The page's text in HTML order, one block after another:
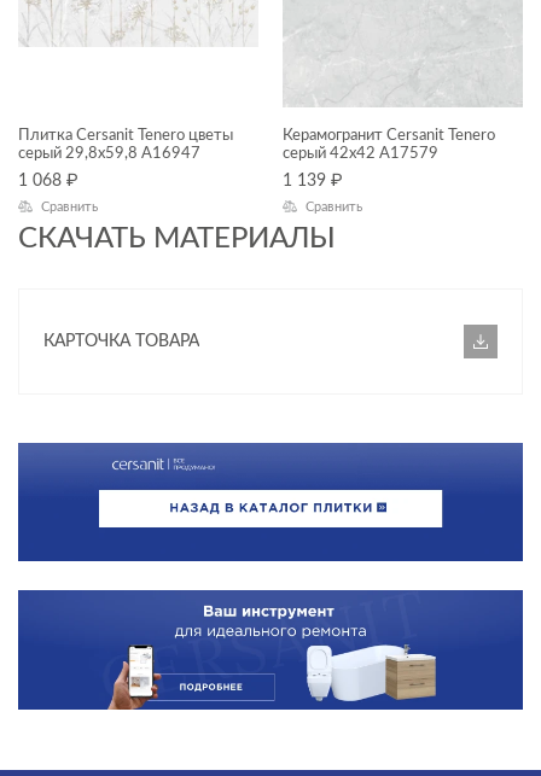
СКАЧАТЬ МАТЕРИАЛЫ
КАРТОЧКА ТОВАРА
ДИЗАЙН
Универсальный
Балконы
Ванная комната
Плитка Cersanit Tenero цветы
серый 29,8x59,8 A16947
1 068 ₽
Сравнить
Керамогранит Cersanit Tenero
серый 42x42 A17579
1 139 ₽
Сравнить